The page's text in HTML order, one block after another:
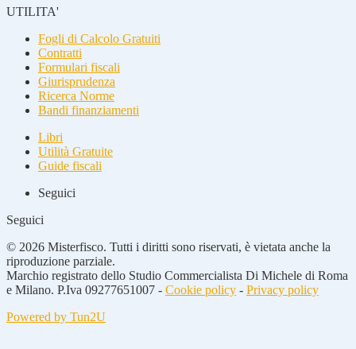
UTILITA'
Fogli di Calcolo Gratuiti
Contratti
Formulari fiscali
Giurisprudenza
Ricerca Norme
Bandi finanziamenti
Libri
Utilità Gratuite
Guide fiscali
Seguici
Seguici
© 2026 Misterfisco. Tutti i diritti sono riservati, è vietata anche la
riproduzione parziale.
Marchio registrato dello Studio Commercialista Di Michele di Roma
e Milano. P.Iva 09277651007 - Cookie policy - Privacy policy
Powered by Tun2U